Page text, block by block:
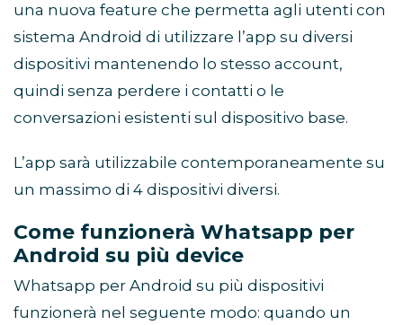
una nuova feature che permetta agli utenti con
sistema Android di utilizzare l’app su diversi
dispositivi mantenendo lo stesso account,
quindi senza perdere i contatti o le
conversazioni esistenti sul dispositivo base.
L’app sarà utilizzabile contemporaneamente su
un massimo di 4 dispositivi diversi.
Come funzionerà Whatsapp per
Android su più device
Whatsapp per Android su più dispositivi
funzionerà nel seguente modo: quando un